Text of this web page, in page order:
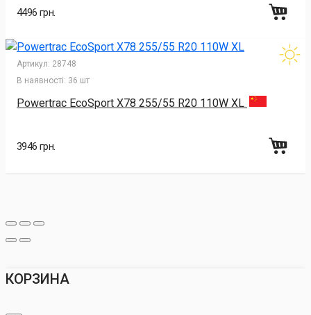
4496 грн.
Артикул: 28748
В наявності: 36 шт
Powertrac EcoSport X78 255/55 R20 110W XL
3946 грн.
КОРЗИНА